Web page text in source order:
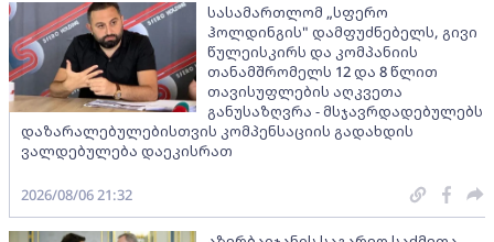
სასამართლომ „სფერო
ჰოლდინგის" დამფუძნებელს, გივი
წულეისკირს და კომპანიის
თანამშრომელს 12 და 8 წლით
თავისუფლების აღკვეთა
განუსაზღვრა - მსჯავრდადებულებს
დაზარალებულებისთვის კომპენსაციის გადახდის
ვალდებულება დაეკისრათ
2026/08/06 21:32